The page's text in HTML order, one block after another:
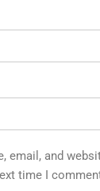
email, and
time I